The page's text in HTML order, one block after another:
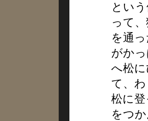
とい
って
を通
がか
へ松
て、
松に
をつ